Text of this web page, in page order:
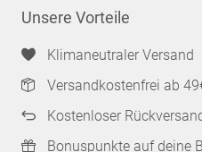
Unsere Vorteile
Klimaneutraler Versand
Versandkostenfrei ab
Kostenloser
Bonuspunkte auf deine